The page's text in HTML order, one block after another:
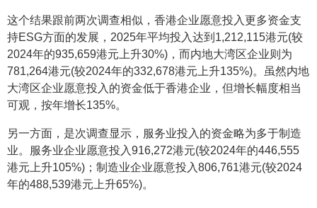
这个结果跟前两次调查相似，香港企业愿意投入更多资金支
持ESG方面的发展，2025年平均投入达到1,212,115港元(较
2024年的935,659港元上升30%)，而内地大湾区企业则为
781,264港元(较2024年的332,678港元上升135%)。虽然内地
大湾区企业愿意投入的资金低于香港企业，但增长幅度相当
可观，按年增长135%。
另一方面，是次调查显示，服务业投入的资金略为多于制造
业。服务业企业愿意投入916,272港元(较2024年的446,555
港元上升105%)；制造业企业愿意投入806,761港元(较2024
年的488,539港元上升65%)。